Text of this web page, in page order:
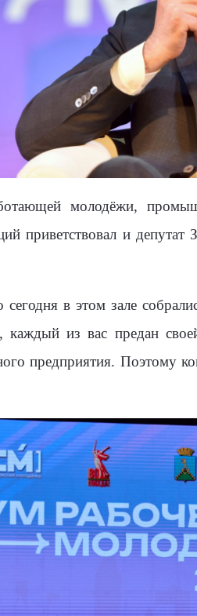
молодёжи,
приветствовал и депутат
в этом зале
каждый из вас предан
предприятия. Поэтому